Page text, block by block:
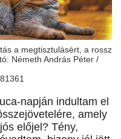
a megtisztulásért, a rossz
Németh András Péter /
napján indultam el
amely
előjel? Tény,